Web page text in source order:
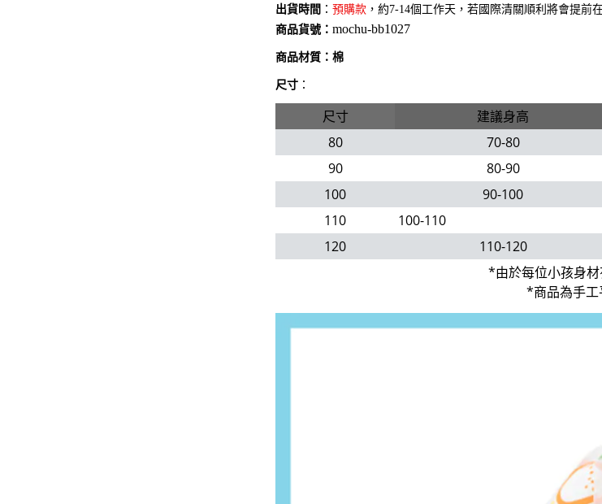
出貨時間 ：預購款 ，約7-14個工作天，若國際清關順利將會提前
商品貨號：mochu-bb1027
商品材質：棉
尺寸 ：
尺寸 建議身高
80
70-80
90
80-90
100
90-100
110
100-110
120
110-120
*由於每位小孩身
*商品為手工